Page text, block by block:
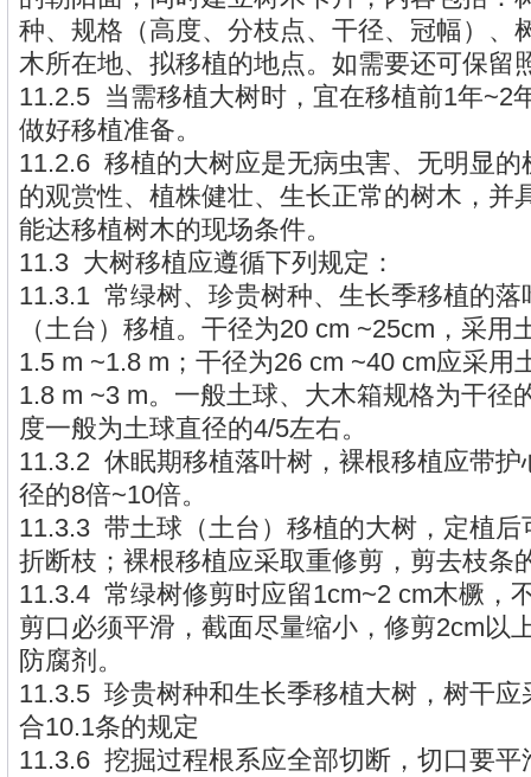
种、规格（高度、分枝点、干径、冠幅）、
木所在地、拟移植的地点。如需要还可保留
11.2.5 当需移植大树时，宜在移植前1年~2
做好移植准备。
11.2.6 移植的大树应是无病虫害、无明显的
的观赏性、植株健壮、生长正常的树木，并
能达移植树木的现场条件。
11.3 大树移植应遵循下列规定：
11.3.1 常绿树、珍贵树种、生长季移植的落
（土台）移植。干径为20 cm ~25cm，采用
1.5 m ~1.8 m；干径为26 cm ~40 cm应采用
1.8 m ~3 m。一般土球、大木箱规格为干径
度一般为土球直径的4/5左右。
11.3.2 休眠期移植落叶树，裸根移植应带护
径的8倍~10倍。
11.3.3 带土球（土台）移植的大树，定植后
折断枝；裸根移植应采取重修剪，剪去枝条
11.3.4 常绿树修剪时应留1cm~2 cm木橛，
剪口必须平滑，截面尽量缩小，修剪2cm以
防腐剂。
11.3.5 珍贵树种和生长季移植大树，树干应
合10.1条的规定
11.3.6 挖掘过程根系应全部切断，切口要平